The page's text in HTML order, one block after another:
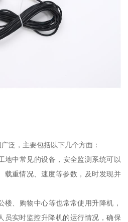
泛，主要包括以下几个方面：
地中常见的设备，安全监测系统可以
载重情况、速度等参数，及时发现并
楼、购物中心等也常常使用升降机，
员实时监控升降机的运行情况，确保